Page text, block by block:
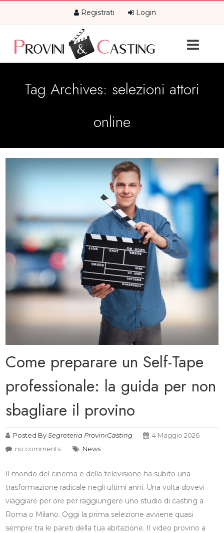
Registrati Login
Tag Archives: selezioni attori
online
Come preparare un Self-Tape
professionale: la guida per non
sbagliare il provino
Posted BySegreteria ProviniCasting
4 Maggio 2026
no comments
News
Il mondo del cinema e della televisione ha subito una
trasformazione radicale negli ultimi anni. Una volta dovevi
viaggiare per ore per raggiungere uno studio di casting a
Roma o Milano. Oggi la prima selezione avviene quasi
sempre tra le pareti della tua abitazione. Il video provino a